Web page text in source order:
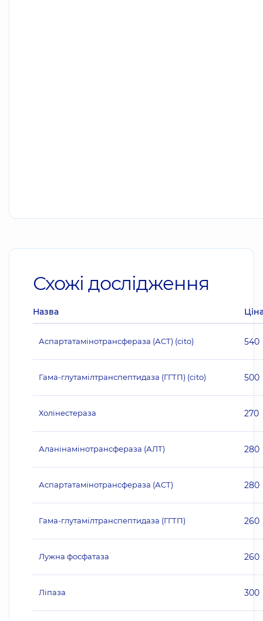
Схожі дослідження
Назва
Аспартатамінотрансфераза (АСТ) (cito) 540
Гама-глутамілтранспептидаза (ГГТП) (cito) 500
Холінестераза 270
Аланінамінотрансфераза (АЛТ) 280
Аспартатамінотрансфераза (АСТ) 280
Гама-глутамілтранспептидаза (ГГТП) 260
Лужна фосфатаза 260
Ліпаза 300